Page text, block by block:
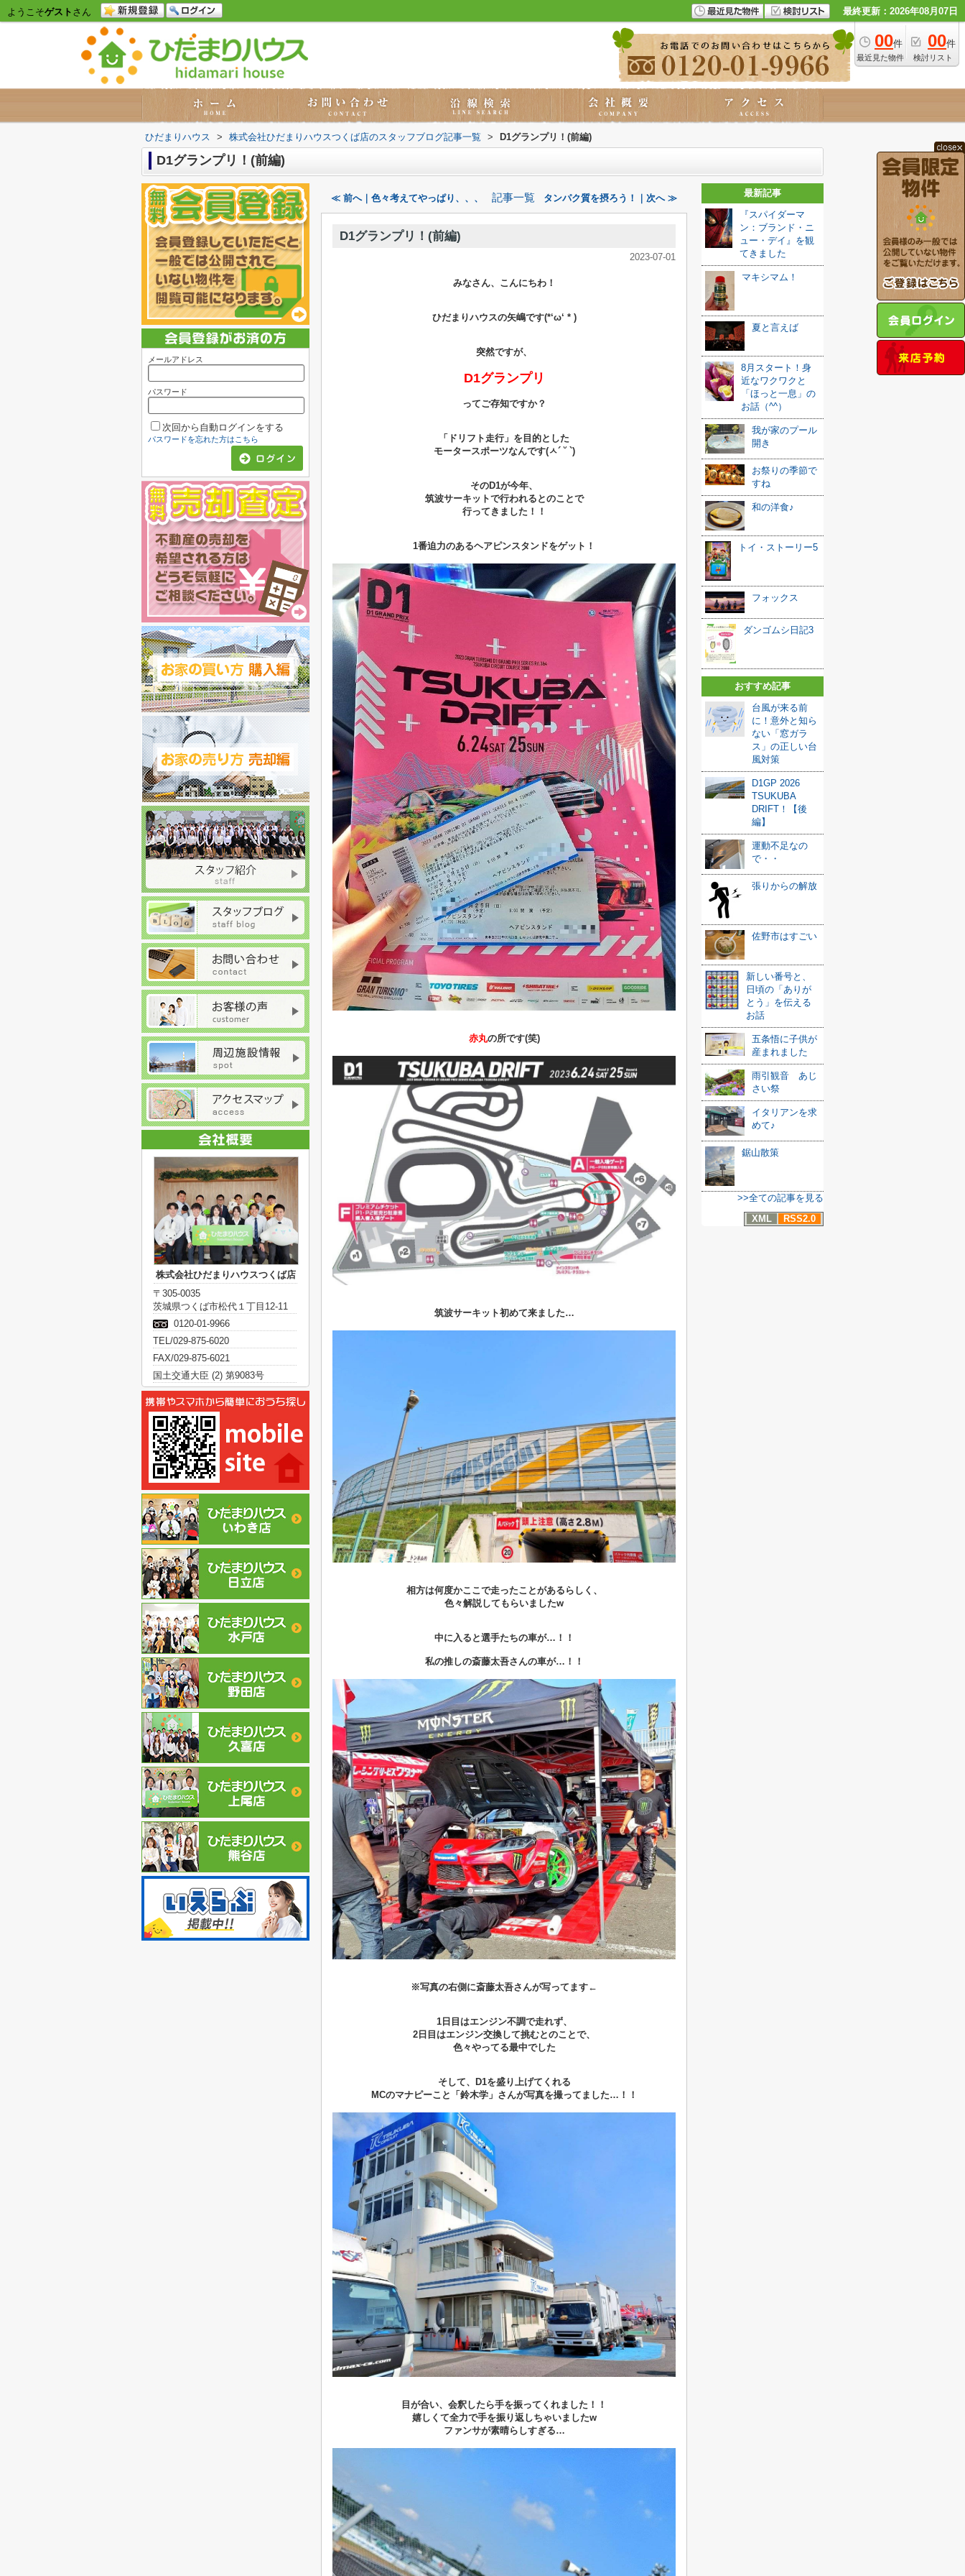
ようこそゲスト さん 最終更新：2026年08月07日
00件
最近見た物件
00件
検討リスト
ひだまりハウス > 株式会社ひだまりハウスつくば店のスタッフブログ記事一覧 > D1グランプリ！(前編)
D1グランプリ！(前編)
≪ 前へ｜色々考えてやっぱり、、、 記事一覧 タンパク質を摂ろう！｜次へ ≫
D1グランプリ！(前編)
2023-07-01
みなさん、こんにちわ！
ひだまりハウスの矢嶋です(*‘ω‘ * )
突然ですが、
D1グランプリ
ってご存知ですか？
「ドリフト走行」を目的とした
モータースポーツなんです(ㅅ´ ˘ `)
そのD1が今年、
筑波サーキットで行われるとのことで
行ってきました！！
1番迫力のあるヘアピンスタンドをゲット！
赤丸の所です(笑)
筑波サーキット初めて来ました…
相方は何度かここで走ったことがあるらしく、
色々解説してもらいましたw
中に入ると選手たちの車が…！！
私の推しの斎藤太吾さんの車が…！！
※写真の右側に斎藤太吾さんが写ってます←
1日目はエンジン不調で走れず、
2日目はエンジン交換して挑むとのことで、
色々やってる最中でした
そして、D1を盛り上げてくれる
MCのマナピーこと「鈴木学」さんが写真を撮ってました…！！
目が合い、会釈したら手を振ってくれました！！
嬉しくて全力で手を振り返しちゃいましたw
ファンサが素晴らしすぎる…
最新記事
『スパイダーマ
ン：ブランド・ニ
ュー・デイ』を観
てきました️
マキシマム！
夏と言えば
8月スタート！身
近なワクワクと
「ほっと一息」の
お話（^^）
我が家のプール
開き
お祭りの季節で
すね
和の洋食♪
トイ・ストーリー5
フォックス
ダンゴムシ日記3
おすすめ記事
台風が来る前
に！意外と知ら
ない「窓ガラ
ス」の正しい台
風対策
D1GP 2026
TSUKUBA
DRIFT！【後
編】
運動不足なの
で・・
張りからの解放
佐野市はすごい
新しい番号と、
日頃の「ありが
とう」を伝える
お話
五条悟に子供が
産まれました
雨引観音 あじ
さい祭
イタリアンを求
めて♪
鋸山散策
>>全ての記事を見る
XML
RSS2.0
メールアドレス
パスワード
次回から自動ログインをする
パスワードを忘れた方はこちら
株式会社ひだまりハウスつくば店
〒305-0035
茨城県つくば市松代１丁目12-11
0120-01-9966
TEL/029-875-6020
FAX/029-875-6021
国土交通大臣 (2) 第9083号